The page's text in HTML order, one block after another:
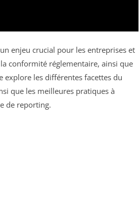
enjeu crucial pour les entreprises et
conformité réglementaire, ainsi que
explore les différentes facettes du
que les meilleures pratiques à
de reporting.